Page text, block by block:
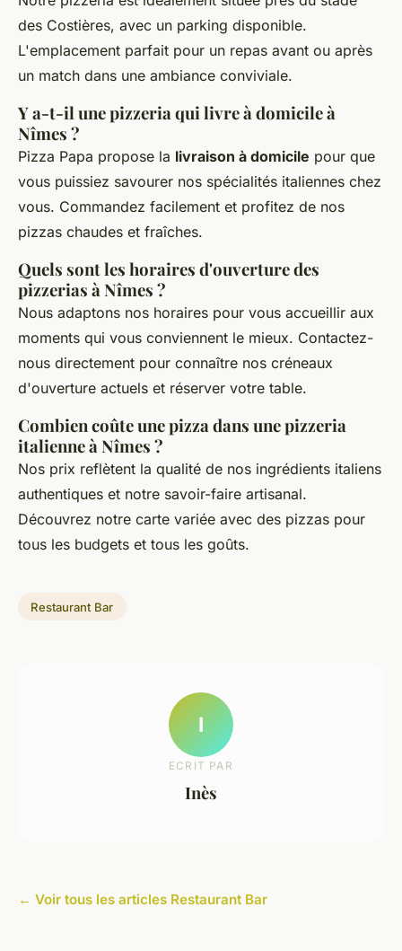
des Costières, avec un parking disponible.
L'emplacement parfait pour un repas avant ou après
un match dans une ambiance conviviale.
Y a-t-il une pizzeria qui livre à domicile à
Nîmes ?
Pizza Papa propose la livraison à domicile pour que
vous puissiez savourer nos spécialités italiennes chez
vous. Commandez facilement et profitez de nos
pizzas chaudes et fraîches.
Quels sont les horaires d'ouverture des
pizzerias à Nîmes ?
Nous adaptons nos horaires pour vous accueillir aux
moments qui vous conviennent le mieux. Contactez-
nous directement pour connaître nos créneaux
d'ouverture actuels et réserver votre table.
Combien coûte une pizza dans une pizzeria
italienne à Nîmes ?
Nos prix reflètent la qualité de nos ingrédients italiens
authentiques et notre savoir-faire artisanal.
Découvrez notre carte variée avec des pizzas pour
tous les budgets et tous les goûts.
Restaurant Bar
I
ECRIT PAR
Inès
← Voir tous les articles Restaurant Bar